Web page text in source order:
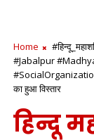
Home
#Jabalpur
का हुआ विस्तार
हिन्दू